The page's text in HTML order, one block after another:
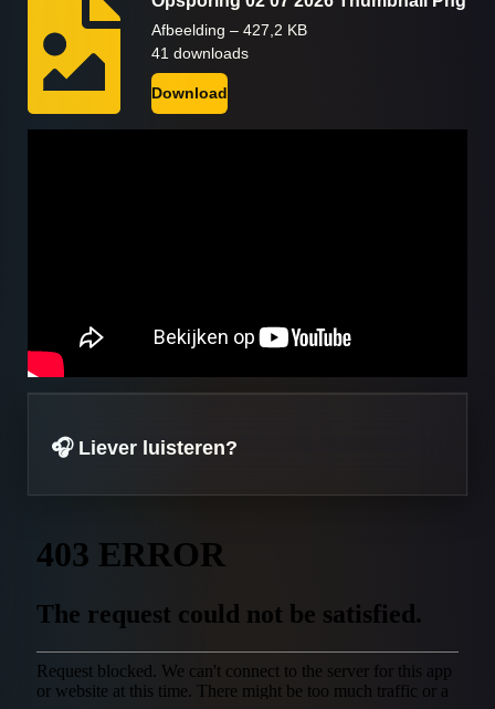
Afbeelding – 427,2 KB
41 downloads
Download
🎧 Liever luisteren?